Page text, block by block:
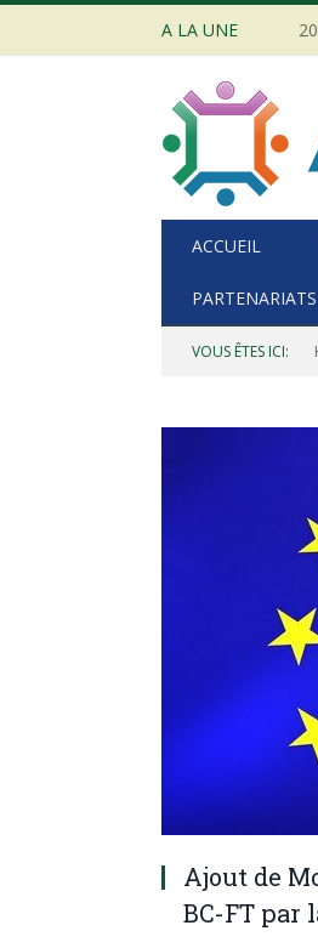
A LA UNE
ACCUEIL
PARTENARIATS
VOUS ÊTES ICI:
Ajout de
BC-FT par